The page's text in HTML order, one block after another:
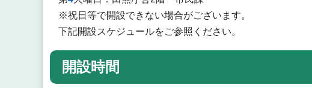
※祝日等で開設できない場合がございます。
下記開設スケジュールをご参照ください。
開設時間